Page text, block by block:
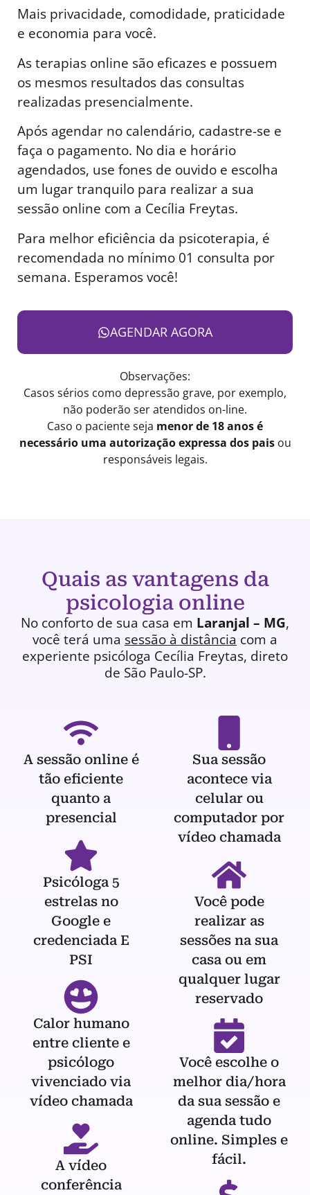
Mais privacidade, comodidade, praticidade
e economia para você.
As terapias online são eficazes e possuem
os mesmos resultados das consultas
realizadas presencialmente.
Após agendar no calendário, cadastre-se e
faça o pagamento. No dia e horário
agendados, use fones de ouvido e escolha
um lugar tranquilo para realizar a sua
sessão online com a Cecília Freytas.
Para melhor eficiência da psicoterapia, é
recomendada no mínimo 01 consulta por
semana. Esperamos você!
AGENDAR AGORA
Observações:
Casos sérios como depressão grave, por exemplo,
não poderão ser atendidos on-line.
Caso o paciente seja menor de 18 anos é
necessário uma autorização expressa dos paisou
responsáveis legais.
Quais as vantagens da
psicologia online
No conforto de sua casa em Laranjal – MG,
você terá uma sessão à distância com a
experiente psicóloga Cecília Freytas, direto
de São Paulo-SP.
A sessão online é
tão eficiente
quanto a
presencial
Psicóloga 5
estrelas no
Google e
credenciada E
PSI
Calor humano
entre cliente e
psicólogo
vivenciado via
vídeo chamada
A vídeo
conferência
Sua sessão
acontece via
celular ou
computador por
vídeo chamada
Você pode
realizar as
sessões na sua
casa ou em
qualquer lugar
reservado
Você escolhe o
melhor dia/hora
da sua sessão e
agenda tudo
online. Simples e
fácil.